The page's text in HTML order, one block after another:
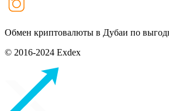
Обмен криптовалюты в Дубаи по
© 2016-2024 Exdex